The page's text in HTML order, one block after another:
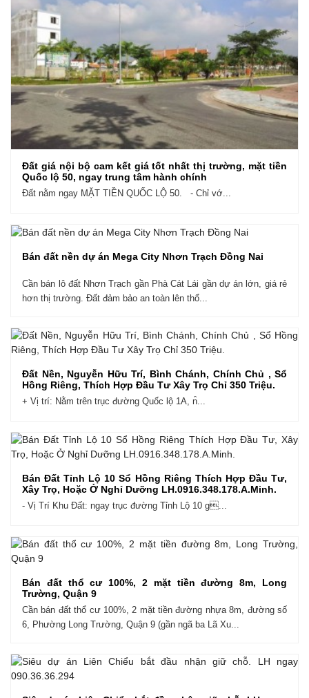
Đất giá nội bộ cam kết giá tốt nhất thị trường, mặt tiền
Quốc lộ 50, ngay trung tâm hành chính
Đất nằm ngay MẶT TIỀN QUỐC LỘ 50. - Chỉ vớ...
Bán đất nền dự án Mega City Nhơn Trạch Đồng Nai
Cần bán lô đất Nhơn Trạch gần Phà Cát Lái gần dự án lớn, giá rẻ
hơn thị trường. Đất đảm bảo an toàn lên thổ...
Đất Nền, Nguyễn Hữu Trí, Bình Chánh, Chính Chủ , Sổ
Hồng Riêng, Thích Hợp Đầu Tư Xây Trọ Chỉ 350 Triệu.
+ Vị trí: Nằm trên trục đường Quốc lộ 1A, n̑...
Bán Đất Tỉnh Lộ 10 Sổ Hồng Riêng Thích Hợp Đầu Tư,
Xây Trọ, Hoặc Ở Nghỉ Dưỡng LH.0916.348.178.A.Minh.
- Vị Trí Khu Đất: ngay trục đường Tỉnh Lộ 10 g...
Bán đất thổ cư 100%, 2 mặt tiền đường 8m, Long
Trường, Quận 9
Cần bán đất thổ cư 100%, 2 mặt tiền đường nhựa 8m, đường số
6, Phường Long Trường, Quận 9 (gần ngã ba Lã Xu...